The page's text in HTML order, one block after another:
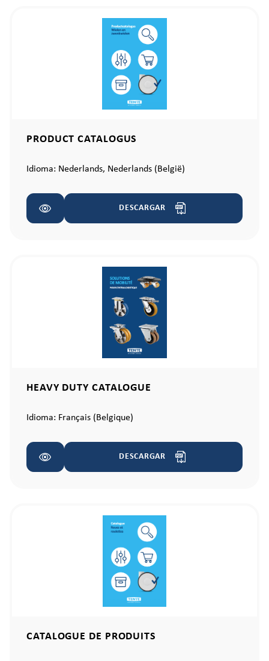
PRODUCT CATALOGUS
Idioma: Nederlands, Nederlands (België)
DESCARGAR
HEAVY DUTY CATALOGUE
Idioma: Français (Belgique)
DESCARGAR
CATALOGUE DE PRODUITS